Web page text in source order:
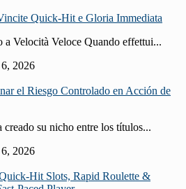
Quick‑Hit e Gloria Immediata
Velocità Veloce Quando effettui...
2026
el Riesgo Controlado en Acción de
su nicho entre los títulos...
2026
Slots, Rapid Roulette &